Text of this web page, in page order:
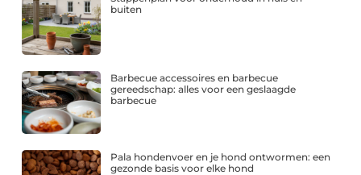
buiten
Barbecue accessoires en barbecue
gereedschap: alles voor een geslaagde
barbecue
Pala hondenvoer en je hond ontwormen: een
gezonde basis voor elke hond